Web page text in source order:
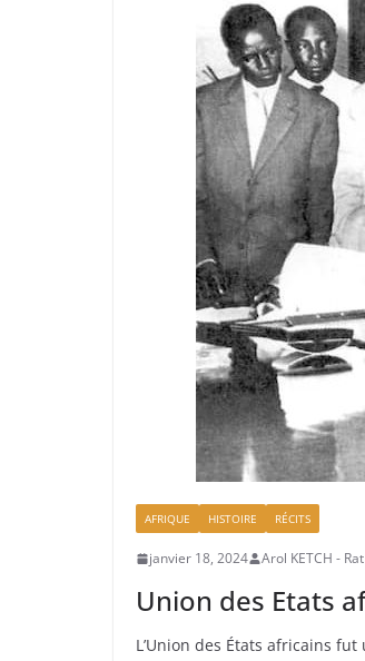
AFRIQUE HISTOIRE RÉCITS
janvier 18, 2024 Arol KETCH -
Union des Etats
L’Union des États africains